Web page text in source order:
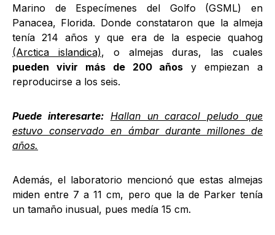
Marino de Especímenes del Golfo (GSML) en
Panacea, Florida. Donde constataron que la almeja
tenía 214 años y que era de la especie quahog
(Arctica islandica), o almejas duras, las cuales
pueden vivir más de 200 años y empiezan a
reproducirse a los seis.
Puede interesarte: Hallan un caracol peludo que
estuvo conservado en ámbar durante millones de
años.
Además, el laboratorio mencionó que estas almejas
miden entre 7 a 11 cm, pero que la de Parker tenía
un tamaño inusual, pues medía 15 cm.